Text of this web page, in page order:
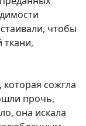
чтобы
ткани,
сожгла
прочь,
она искала